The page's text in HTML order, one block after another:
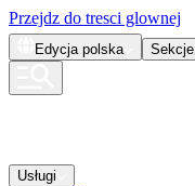
Przejdz do tresci glownej
Edycja polska Sekcje
Usługi